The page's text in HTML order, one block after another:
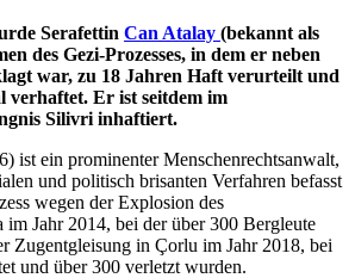
Serafettin Can Atalay (bekannt als
des Gezi-Prozesses, in dem er neben
war, zu 18 Jahren Haft verurteilt und
verhaftet. Er ist seitdem im
Silivri inhaftiert.
ist ein prominenter Menschenrechtsanwalt,
und politisch brisanten Verfahren befasst
wegen der Explosion des
Jahr 2014, bei der über 300 Bergleute
Zugentgleisung in Çorlu im Jahr 2018, bei
und über 300 verletzt wurden.